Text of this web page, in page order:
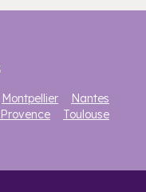
Montpellier
Nantes
Toulouse